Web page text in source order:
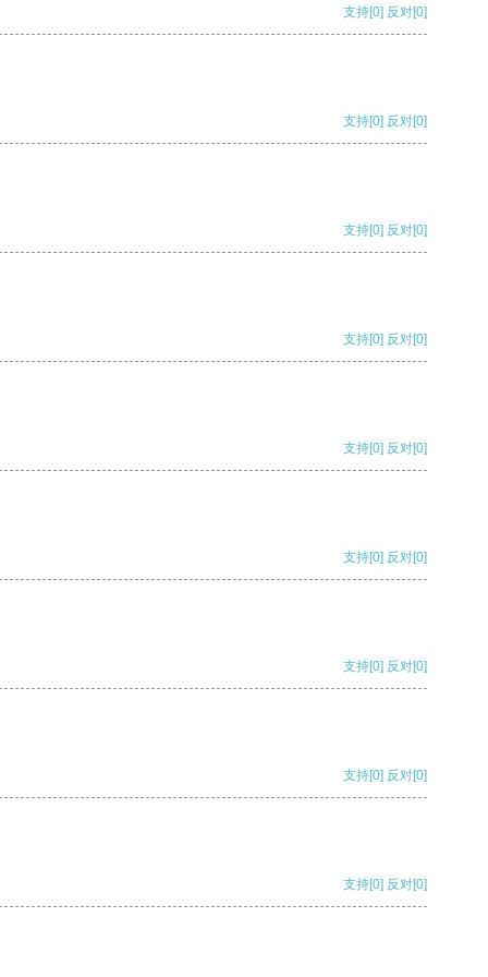
支持[0] 反对[0]
支持[0] 反对[0]
支持[0] 反对[0]
支持[0] 反对[0]
支持[0] 反对[0]
支持[0] 反对[0]
支持[0] 反对[0]
支持[0] 反对[0]
支持[0] 反对[0]